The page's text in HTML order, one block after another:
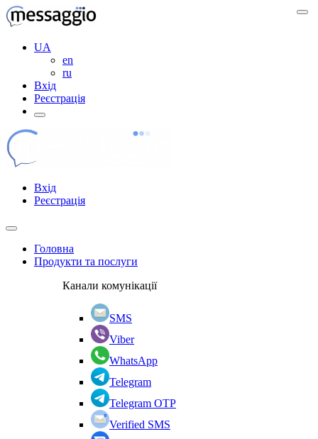
UA
en
ru
Вхід
Реєстрація
Вхід
Реєстрація
Головна
Продукти та послуги
Канали комунікації
SMS
Viber
WhatsApp
Telegram
Telegram OTP
Verified SMS